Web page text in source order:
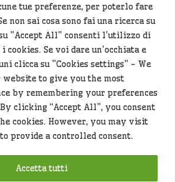
tue preferenze, per poterlo fare
non sai cosa sono fai una ricerca su
"Accept All" consenti l'utilizzo di
Se voi dare un'occhiata e
clicca su "Cookies settings" - We
website to give you the most
by remembering your preferences
clicking “Accept All”, you consent
cookies. However, you may visit
provide a controlled consent.
Accetta tutti
violare copyright e diritti
contenuto è di tua proprietà e vuoi
diccelo(<- clicca per inviarci un
generati in bozza rielaborando, con
generativa, contenuti
istituzionali e altri siti di interesse
pubblicazioni l'articolo viene
i miei dati (privacy policy)